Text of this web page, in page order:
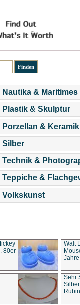
Nautika & Maritimes
Plastik & Skulptur
Porzellan & Keramik
Silber
Technik &
Teppiche &
Volkskunst
80er
Walt
Sehr